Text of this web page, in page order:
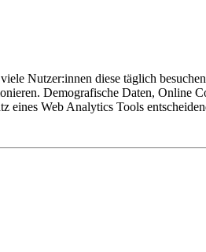
Nutzer:innen diese täglich
Demografische Daten, Online
eines Web Analytics Tools
Verhaltensanalysen
sowie die Verfolgung spezieller
nicht mehr wegzudenken.